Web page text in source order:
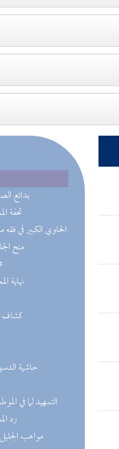
(7) بدائع
(4)
(3) الحاوي الكبير في
(3) منح
(3)
(2)
(2) حاشية
(2) التمهيد لما في
(2)
(2) مواهب